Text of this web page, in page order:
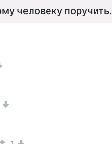
человеку поручить.